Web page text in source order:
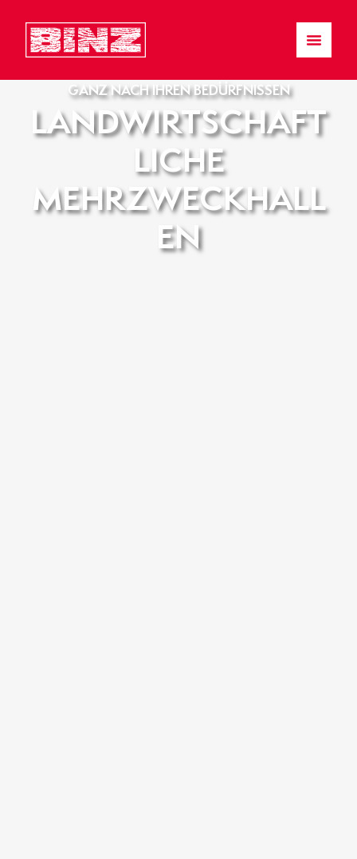
GANZ NACH IHREN BEDÜRFNISSEN
LANDWIRTSCHAFT
LICHE
MEHRZWECKHALL
EN